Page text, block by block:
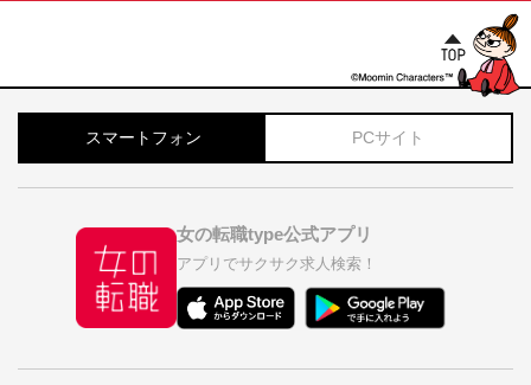
スマートフォン PCサイト
女の転職type公式アプリ
アプリでサクサク求人検索！